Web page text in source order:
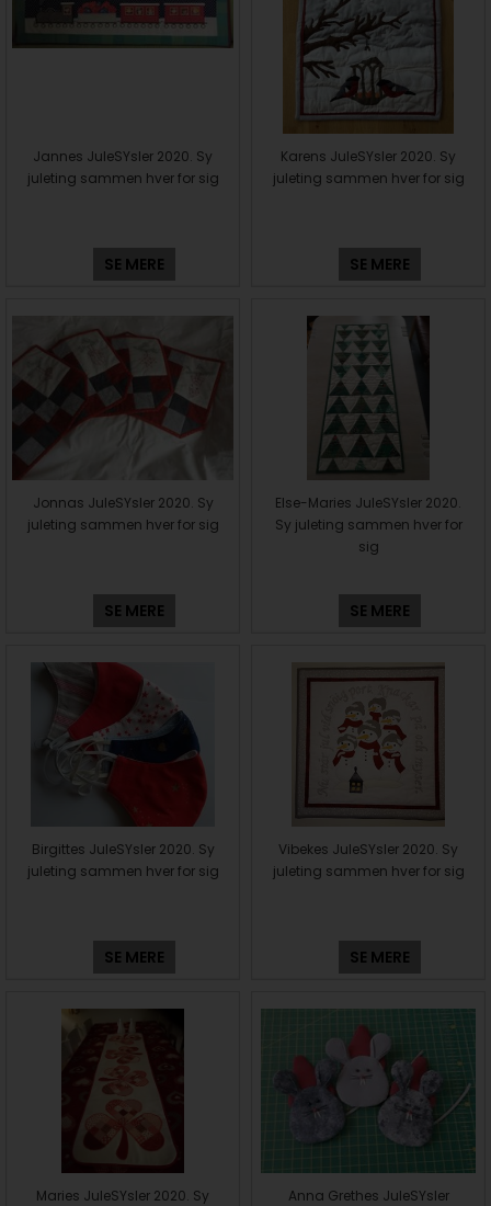
Jannes JuleSYsler 2020. Sy
juleting sammen hver for sig
SE MERE
Karens JuleSYsler 2020. Sy
juleting sammen hver for sig
SE MERE
Jonnas JuleSYsler 2020. Sy
juleting sammen hver for sig
SE MERE
Else-Maries JuleSYsler 2020.
Sy juleting sammen hver for
sig
SE MERE
Birgittes JuleSYsler 2020. Sy
juleting sammen hver for sig
SE MERE
Vibekes JuleSYsler 2020. Sy
juleting sammen hver for sig
SE MERE
Maries JuleSYsler 2020. Sy
Anna Grethes JuleSYsler